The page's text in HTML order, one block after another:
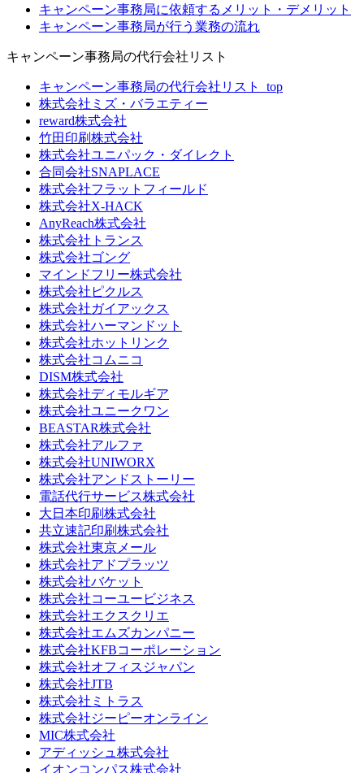
キャンペーン事務局に依頼するメリット・デメリット
キャンペーン事務局が行う業務の流れ
キャンペーン事務局の代行会社リスト
キャンペーン事務局の代行会社リスト_top
株式会社ミズ・バラエティー
reward株式会社
竹田印刷株式会社
株式会社ユニパック・ダイレクト
合同会社SNAPLACE
株式会社フラットフィールド
株式会社X-HACK
AnyReach株式会社
株式会社トランス
株式会社ゴング
マインドフリー株式会社
株式会社ピクルス
株式会社ガイアックス
株式会社ハーマンドット
株式会社ホットリンク
株式会社コムニコ
DISM株式会社
株式会社ディモルギア
株式会社ユニークワン
BEASTAR株式会社
株式会社アルファ
株式会社UNIWORX
株式会社アンドストーリー
電話代行サービス株式会社
大日本印刷株式会社
共立速記印刷株式会社
株式会社東京メール
株式会社アドプラッツ
株式会社バケット
株式会社コーユービジネス
株式会社エクスクリエ
株式会社エムズカンパニー
株式会社KFBコーポレーション
株式会社オフィスジャパン
株式会社JTB
株式会社ミトラス
株式会社ジーピーオンライン
MIC株式会社
アディッシュ株式会社
イオンコンパス株式会社